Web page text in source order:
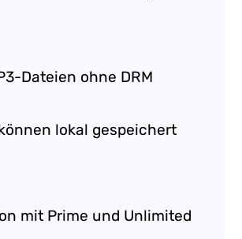
Dateien ohne DRM
lokal gespeichert
mit Prime und Unlimited